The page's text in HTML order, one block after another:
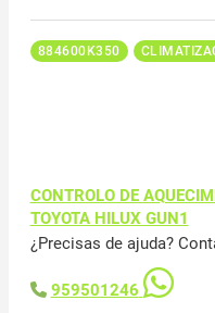
884600K350
CONTROLO DE
TOYOTA HILUX GUN1
¿Precisas de ajuda?
959501246